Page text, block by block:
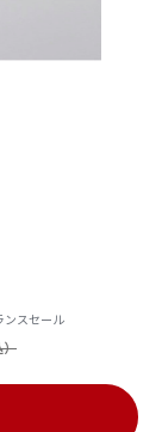
ンスセール